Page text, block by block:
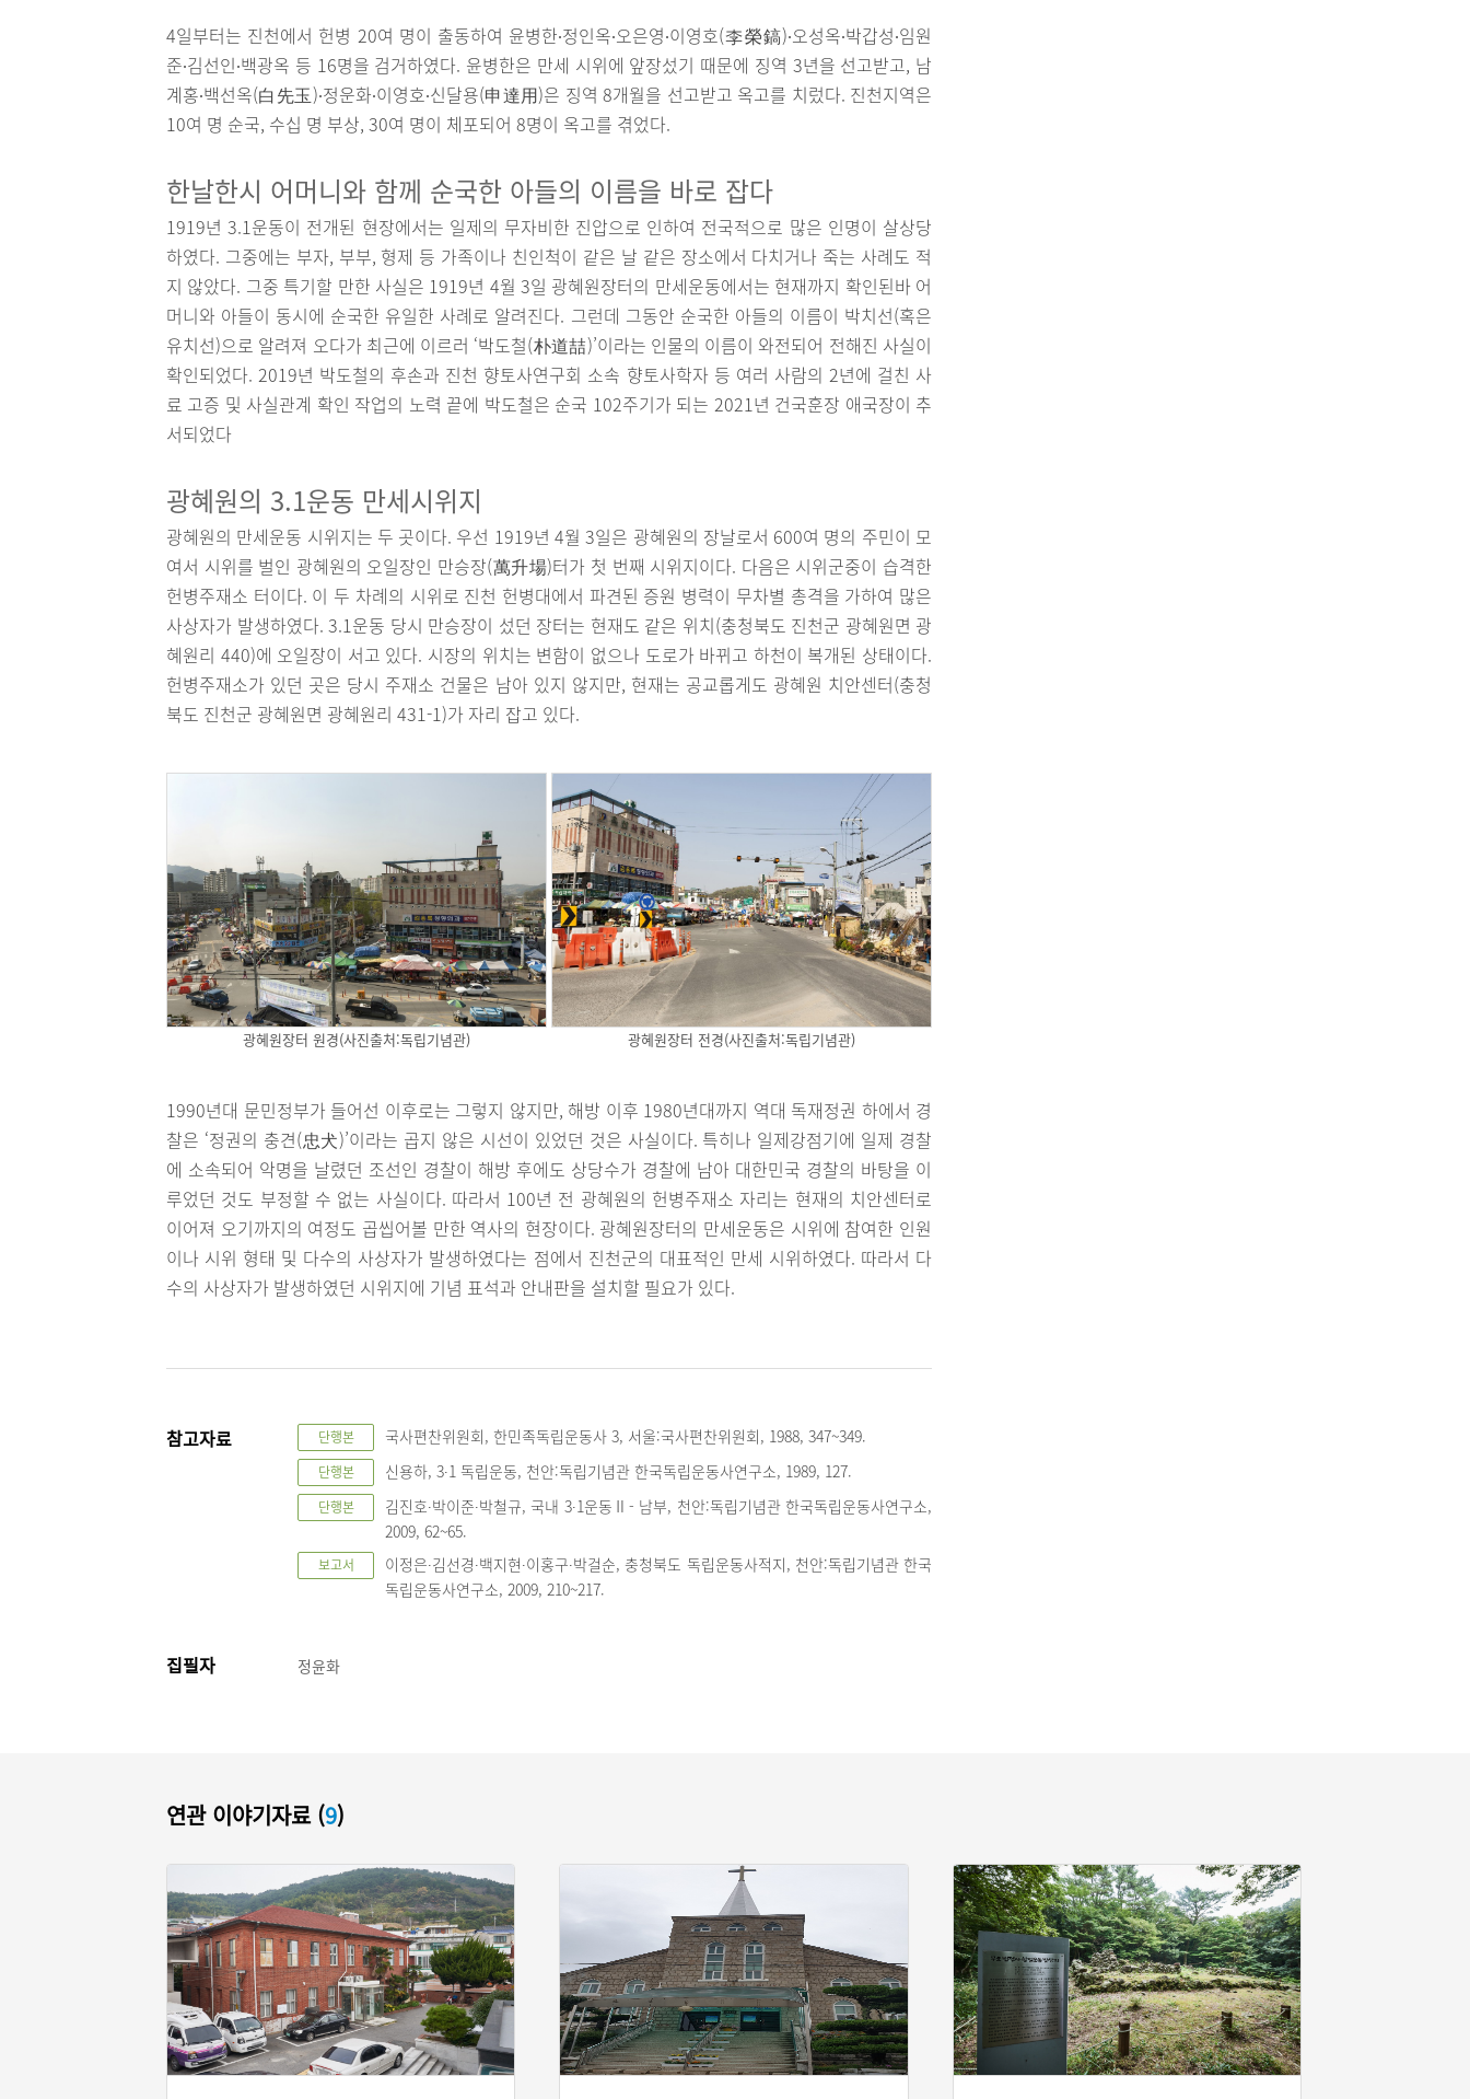
4일부터는 진천에서 헌병 20여 명이 출동하여 윤병한∙정인옥∙오은영∙이영호(李榮鎬)∙오성옥∙박갑성∙임원
준∙김선인∙백광옥 등 16명을 검거하였다. 윤병한은 만세 시위에 앞장섰기 때문에 징역 3년을 선고받고, 남
계홍∙백선옥(白先玉)∙정운화∙이영호∙신달용(申達用)은 징역 8개월을 선고받고 옥고를 치렀다. 진천지역은
10여 명 순국, 수십 명 부상, 30여 명이 체포되어 8명이 옥고를 겪었다.
한날한시 어머니와 함께 순국한 아들의 이름을 바로 잡다
1919년 3.1운동이 전개된 현장에서는 일제의 무자비한 진압으로 인하여 전국적으로 많은 인명이 살상당
하였다. 그중에는 부자, 부부, 형제 등 가족이나 친인척이 같은 날 같은 장소에서 다치거나 죽는 사례도 적
지 않았다. 그중 특기할 만한 사실은 1919년 4월 3일 광혜원장터의 만세운동에서는 현재까지 확인된바 어
머니와 아들이 동시에 순국한 유일한 사례로 알려진다. 그런데 그동안 순국한 아들의 이름이 박치선(혹은
유치선)으로 알려져 오다가 최근에 이르러 ‘박도철(朴道喆)’이라는 인물의 이름이 와전되어 전해진 사실이
확인되었다. 2019년 박도철의 후손과 진천 향토사연구회 소속 향토사학자 등 여러 사람의 2년에 걸친 사
료 고증 및 사실관계 확인 작업의 노력 끝에 박도철은 순국 102주기가 되는 2021년 건국훈장 애국장이 추
서되었다
광혜원의 3.1운동 만세시위지
광혜원의 만세운동 시위지는 두 곳이다. 우선 1919년 4월 3일은 광혜원의 장날로서 600여 명의 주민이 모
여서 시위를 벌인 광혜원의 오일장인 만승장(萬升場)터가 첫 번째 시위지이다. 다음은 시위군중이 습격한
헌병주재소 터이다. 이 두 차례의 시위로 진천 헌병대에서 파견된 증원 병력이 무차별 총격을 가하여 많은
사상자가 발생하였다. 3.1운동 당시 만승장이 섰던 장터는 현재도 같은 위치(충청북도 진천군 광혜원면 광
혜원리 440)에 오일장이 서고 있다. 시장의 위치는 변함이 없으나 도로가 바뀌고 하천이 복개된 상태이다.
헌병주재소가 있던 곳은 당시 주재소 건물은 남아 있지 않지만, 현재는 공교롭게도 광혜원 치안센터(충청
북도 진천군 광혜원면 광혜원리 431-1)가 자리 잡고 있다.
광혜원장터 원경(사진출처:독립기념관) 광혜원장터 전경(사진출처:독립기념관)
1990년대 문민정부가 들어선 이후로는 그렇지 않지만, 해방 이후 1980년대까지 역대 독재정권 하에서 경
찰은 ‘정권의 충견(忠犬)’이라는 곱지 않은 시선이 있었던 것은 사실이다. 특히나 일제강점기에 일제 경찰
에 소속되어 악명을 날렸던 조선인 경찰이 해방 후에도 상당수가 경찰에 남아 대한민국 경찰의 바탕을 이
루었던 것도 부정할 수 없는 사실이다. 따라서 100년 전 광혜원의 헌병주재소 자리는 현재의 치안센터로
이어져 오기까지의 여정도 곱씹어볼 만한 역사의 현장이다. 광혜원장터의 만세운동은 시위에 참여한 인원
이나 시위 형태 및 다수의 사상자가 발생하였다는 점에서 진천군의 대표적인 만세 시위하였다. 따라서 다
수의 사상자가 발생하였던 시위지에 기념 표석과 안내판을 설치할 필요가 있다.
참고자료 단행본 국사편찬위원회, 한민족독립운동사 3, 서울:국사편찬위원회, 1988, 347~349.
단행본 신용하, 3∙1 독립운동, 천안:독립기념관 한국독립운동사연구소, 1989, 127.
단행본
김진호∙박이준∙박철규, 국내 3∙1운동Ⅱ- 남부, 천안:독립기념관 한국독립운동사연구소,
2009, 62~65.
보고서
이정은∙김선경∙백지현∙이홍구∙박걸순, 충청북도 독립운동사적지, 천안:독립기념관 한국
독립운동사연구소, 2009, 210~217.
집필자 정윤화
연관 이야기자료 (9)